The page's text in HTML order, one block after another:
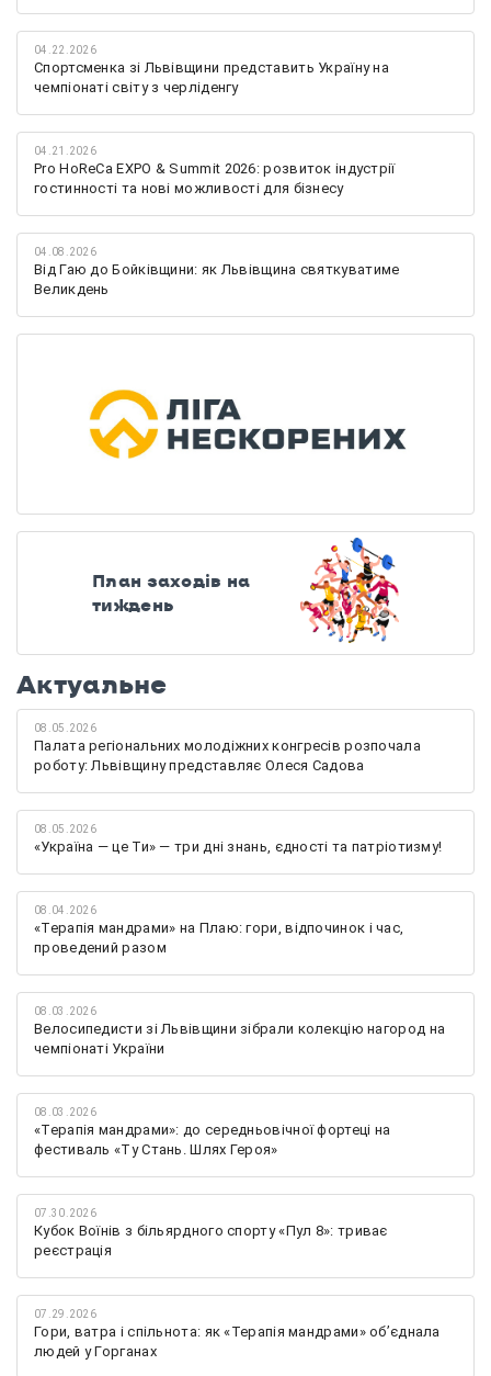
04.22.2026
Спортсменка зі Львівщини представить Україну на
чемпіонаті світу з черліденгу
04.21.2026
Pro HoReCa EXPO & Summit 2026: розвиток індустрії
гостинності та нові можливості для бізнесу
04.08.2026
Від Гаю до Бойківщини: як Львівщина святкуватиме
Великдень
План заходів на
тиждень
Актуальне
08.05.2026
Палата регіональних молодіжних конгресів розпочала
роботу: Львівщину представляє Олеся Садова
08.05.2026
«Україна — це Ти» — три дні знань, єдності та патріотизму!
08.04.2026
«Терапія мандрами» на Плаю: гори, відпочинок і час,
проведений разом
08.03.2026
Велосипедисти зі Львівщини зібрали колекцію нагород на
чемпіонаті України
08.03.2026
«Терапія мандрами»: до середньовічної фортеці на
фестиваль «Ту Стань. Шлях Героя»
07.30.2026
Кубок Воїнів з більярдного спорту «Пул 8»: триває
реєстрація
07.29.2026
Гори, ватра і спільнота: як «Терапія мандрами» об’єднала
людей у Горганах